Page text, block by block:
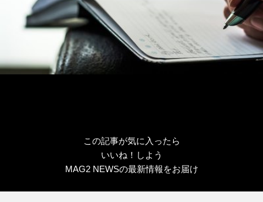
この記事が気に入ったら
いいね！しよう
MAG2 NEWSの最新情報をお届け